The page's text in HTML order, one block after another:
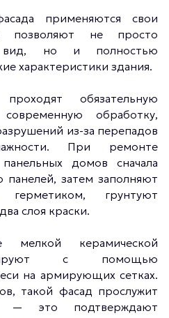
применяются свои
позволяют не просто
вид, но и полностью
характеристики здания.
обязательную
обработку,
из-за перепадов
При ремонте
домов сначала
затем заполняют
грунтуют
слоя краски.
мелкой керамической
с помощью
на армирующих сетках.
такой фасад прослужит
это подтверждают